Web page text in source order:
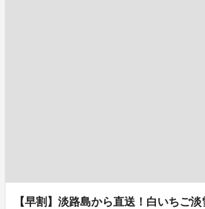
【早割】淡路島から直送！白いちご